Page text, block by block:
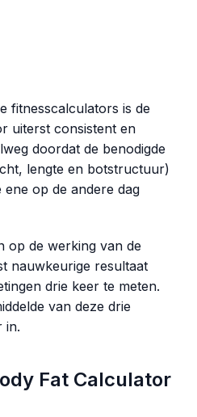
fitnesscalculators is de
uiterst consistent en
doordat de benodigde
lengte en botstructuur)
op de andere dag
op de werking van de
nauwkeurige resultaat
drie keer te meten.
van deze drie
in.
Fat Calculator